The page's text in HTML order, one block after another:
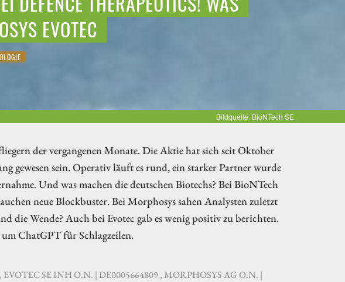
EVOTEC
Bildquelle: BioNTech SE
der vergangenen Monate. Die Aktie hat sich seit Oktober
gewesen sein. Operativ läuft es rund, ein starker Partner wurde
Und was machen die deutschen Biotechs? Bei BioNTech
neue Blockbuster. Bei Morphosys sahen Analysten zuletzt
die Wende? Auch bei Evotec gab es wenig positiv zu berichten.
ChatGPT für Schlagzeilen.
SE INH O.N. | DE0005664809 , MORPHOSYS AG O.N. |